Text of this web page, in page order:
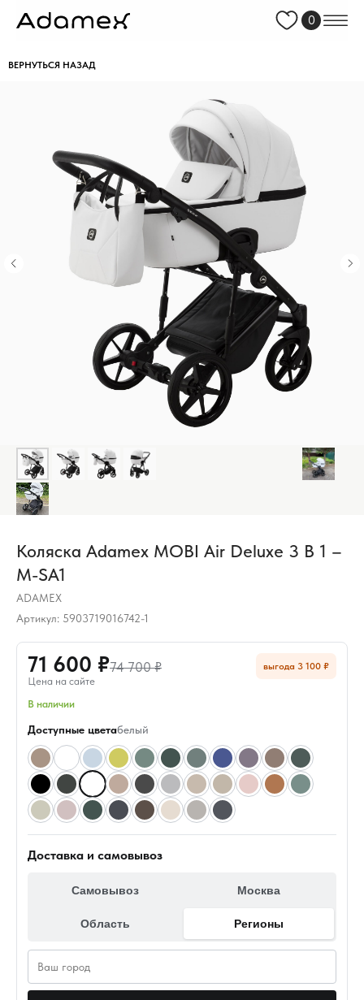
0
ВЕРНУТЬСЯ НАЗАД
Коляска Adamex MOBI Air Deluxe 3 В 1 –
M-SA1
ADAMEX
Артикул: 5903719016742-1
71 600 ₽74 700 ₽
Цена на сайте
выгода 3 100 ₽
В наличии
Доступные цветабелый
Доставка и самовывоз
Самовывоз Москва
Область Регионы